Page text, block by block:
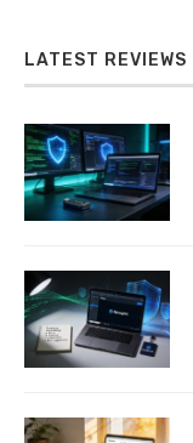
LATEST REVIEWS